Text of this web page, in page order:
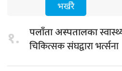
भर्खरै
१. पलाँता अस्पतालका
चिकित्सक संघद्वारा भर्त्सना